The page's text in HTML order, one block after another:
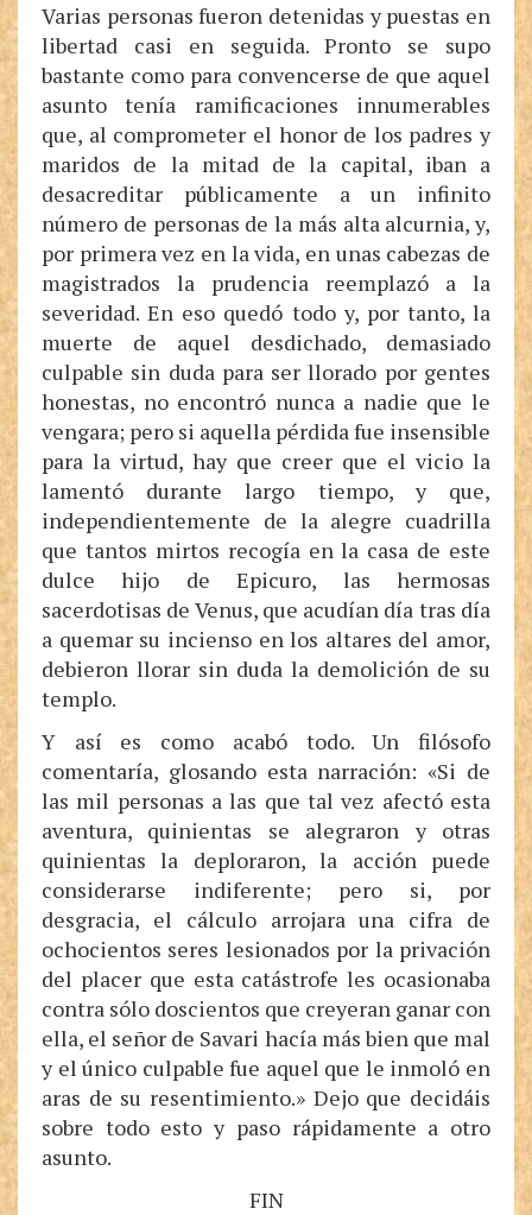
Varias personas fueron detenidas y puestas en
libertad casi en seguida. Pronto se supo
bastante como para convencerse de que aquel
asunto tenía ramificaciones innumerables
que, al comprometer el honor de los padres y
maridos de la mitad de la capital, iban a
desacreditar públicamente a un infinito
número de personas de la más alta alcurnia, y,
por primera vez en la vida, en unas cabezas de
magistrados la prudencia reemplazó a la
severidad. En eso quedó todo y, por tanto, la
muerte de aquel desdichado, demasiado
culpable sin duda para ser llorado por gentes
honestas, no encontró nunca a nadie que le
vengara; pero si aquella pérdida fue insensible
para la virtud, hay que creer que el vicio la
lamentó durante largo tiempo, y que,
independientemente de la alegre cuadrilla
que tantos mirtos recogía en la casa de este
dulce hijo de Epicuro, las hermosas
sacerdotisas de Venus, que acudían día tras día
a quemar su incienso en los altares del amor,
debieron llorar sin duda la demolición de su
templo.
Y así es como acabó todo. Un filósofo
comentaría, glosando esta narración: «Si de
las mil personas a las que tal vez afectó esta
aventura, quinientas se alegraron y otras
quinientas la deploraron, la acción puede
considerarse indiferente; pero si, por
desgracia, el cálculo arrojara una cifra de
ochocientos seres lesionados por la privación
del placer que esta catástrofe les ocasionaba
contra sólo doscientos que creyeran ganar con
ella, el señor de Savari hacía más bien que mal
y el único culpable fue aquel que le inmoló en
aras de su resentimiento.» Dejo que decidáis
sobre todo esto y paso rápidamente a otro
asunto.
FIN